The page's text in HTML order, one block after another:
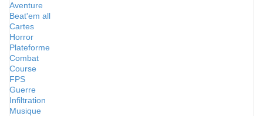
Aventure
Beat'em all
Cartes
Horror
Plateforme
Combat
Course
FPS
Guerre
Infiltration
Musique